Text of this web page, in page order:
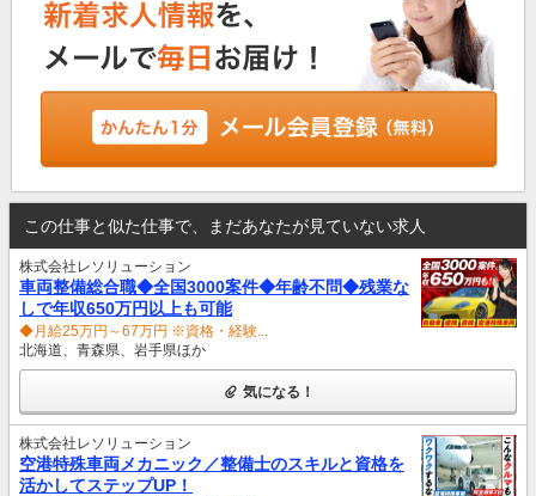
この仕事と似た仕事で、まだあなたが見ていない求人
株式会社レソリューション
車両整備総合職◆全国3000案件◆年齢不問◆残業な
しで年収650万円以上も可能
◆月給25万円～67万円 ※資格・経験...
北海道、青森県、岩手県ほか
気になる！
株式会社レソリューション
空港特殊車両メカニック／整備士のスキルと資格を
活かしてステップUP！